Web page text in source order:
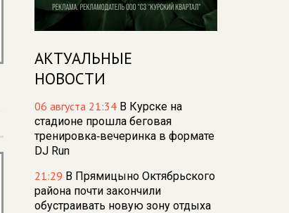
АКТУАЛЬНЫЕ
НОВОСТИ
06 августа 21:34 В Курске на
стадионе прошла беговая
тренировка‑вечеринка в формате
DJ Run
21:29 В Прямицыно Октябрьского
района почти закончили
обустраивать новую зону отдыха